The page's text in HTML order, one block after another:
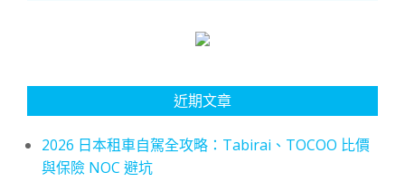
近期文章
2026 日本租車自駕全攻略：Tabirai、TOCOO 比價
與保險 NOC 避坑